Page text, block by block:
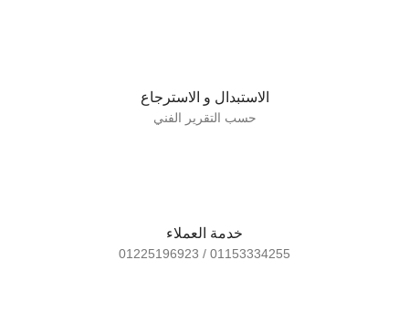
الاستبدال و الاسترجاع
حسب التقرير الفني
خدمة العملاء
01153334255 / 01225196923